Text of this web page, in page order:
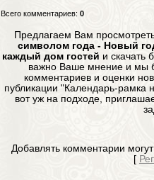
Всего комментариев: 0
Предлагаем Вам
символом года - Новый
каждый дом гостей и скачать
важно Ваше мнение и мы
комментариев и оценки
публикации "Календарь-рамка
вот уж на подходе,
Добавлять комментарии
[